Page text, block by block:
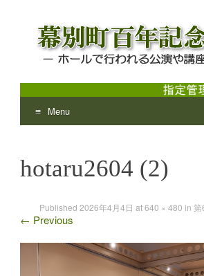
幕別町百年記
ホールで行われる公演や講座のご案内
Menu
content
hotaru2604 (2)
Published 2026年4月4日 at640 × 480 in 第
← Previous